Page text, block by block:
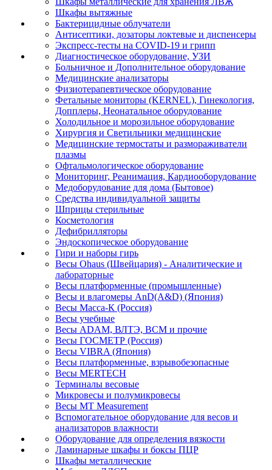
Шкафы вытяжные
Бактерицидные облучатели
Антисептики, дозаторы локтевые и диспенсеры
Экспресс-тесты на COVID-19 и грипп
Диагностическое оборудование, УЗИ
Больничное и Дополнительное оборудование
Медицинские анализаторы
Физиотерапевтическое оборудование
Фетальные мониторы (KERNEL), Гинекология,
Допплеры, Неонатальное оборудование
Холодильное и морозильное оборудование
Хирургия и Светильники медицинские
Медицинские термостаты и размораживатели
плазмы
Офтальмологическое оборудование
Мониторинг, Реанимация, Кардиооборудование
Медоборудование для дома (Бытовое)
Средства индивидуальной защиты
Шприцы стерильные
Косметология
Дефибрилляторы
Эндоскопическое оборудование
Гири и наборы гирь
Весы Ohaus (Швейцария) - Аналитические и
лабораторные
Весы платформенные (промышленные)
Весы и влагомеры AnD(A&D) (Япония)
Весы Масса-К (Россия)
Весы учебные
Весы ADAM, ВЛТЭ, BCM и прочие
Весы ГОСМЕТР (Россия)
Весы VIBRA (Япония)
Весы платформенные, взрывобезопасные
Весы MERTECH
Терминалы весовые
Микровесы и полумикровесы
Весы MT Measurement
Вспомогательное оборудование для весов и
анализаторов влажности
Оборудование для определения вязкости
Ламинарные шкафы и боксы ПЦР
Шкафы металлические